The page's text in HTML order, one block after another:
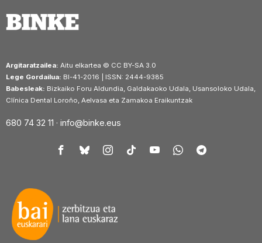
Argitaratzailea: Aitu elkartea © CC BY-SA 3.0
Lege Gordailua: BI-41-2016 | ISSN: 2444-9385
Babesleak: Bizkaiko Foru Aldundia, Galdakaoko Udala, Usansoloko Udala,
Clínica Dental Loroño, Aelvasa eta Zamakoa Eraikuntzak
680 74 32 11 · info@binke.eus